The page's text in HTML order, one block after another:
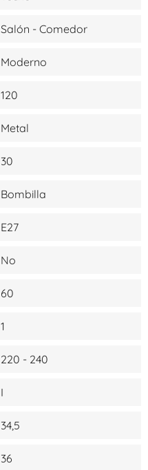
Salón - Comedor
Moderno
120
Metal
30
Bombilla
E27
No
60
1
220 - 240
I
34,5
36